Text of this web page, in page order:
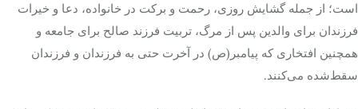
است؛ از جمله گشایش روزی، رحمت و برکت در خانواده، دعا و خیرات
فرزندان برای والدین پس از مرگ، تربیت فرزند صالح برای جامعه و
همچنین افتخاری که پیامبر(ص) در آخرت حتی به فرزندان و فرزندان
سقط‌شده می‌کنند.